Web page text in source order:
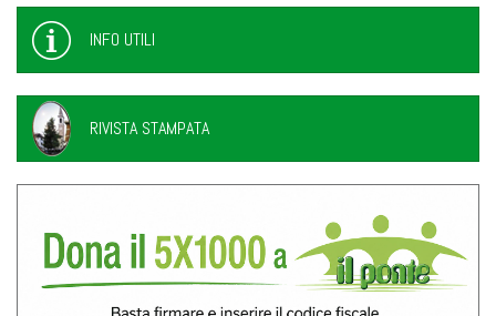
INFO UTILI
RIVISTA STAMPATA